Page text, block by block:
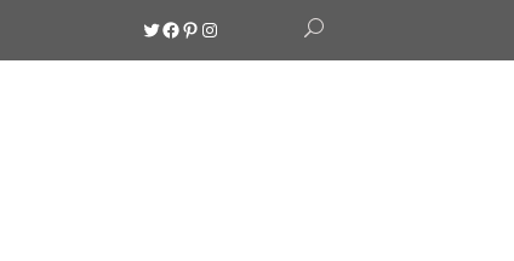
Twitter
Facebook
Pinterest
Instagram